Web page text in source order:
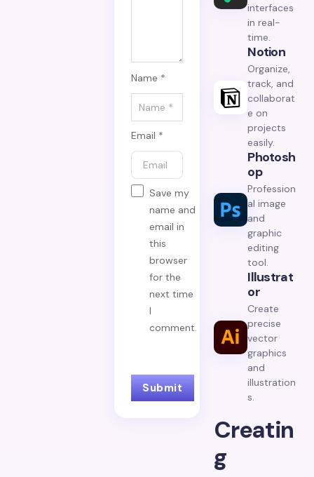
Name *
Email *
Save my
name and
email in
this
browser
for the
next time
I
comment.
interfaces
in real-
time.
Notion
Organize,
track, and
collaborat
e on
projects
easily.
Photosh
Op
Profession
al image
and
graphic
editing
tool.
Illustrat
Or
Create
precise
vector
graphics
and
illustration
s.
Creatin
g